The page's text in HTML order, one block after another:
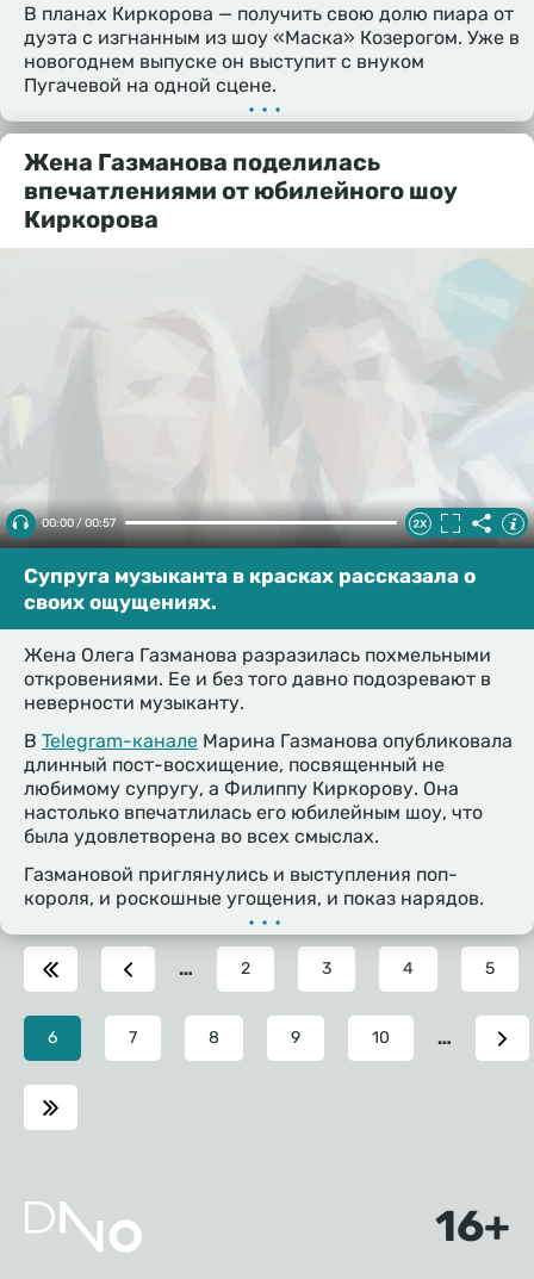
В планах Киркорова — получить свою долю пиара от
дуэта с изгнанным из шоу «Маска» Козерогом. Уже в
новогоднем выпуске он выступит с внуком
Пугачевой на одной сцене.
•••
Жена Газманова поделилась
впечатлениями от юбилейного шоу
Киркорова
00:00 / 00:57
Супруга музыканта в красках рассказала о
своих ощущениях.
Жена Олега Газманова разразилась похмельными
откровениями. Ее и без того давно подозревают в
неверности музыканту.
В Telegram-канале Марина Газманова опубликовала
длинный пост-восхищение, посвященный не
любимому супругу, а Филиппу Киркорову. Она
настолько впечатлилась его юбилейным шоу, что
была удовлетворена во всех смыслах.
Газмановой приглянулись и выступления поп-
короля, и роскошные угощения, и показ нарядов.
•••
… Page
2 Page
3 Page
4 Page
5
Текущая
страница
6 Page
7 Page
8 Page
9 Page
10 …
Подвал